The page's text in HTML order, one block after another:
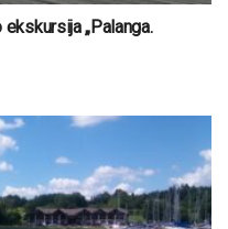
„Palanga.